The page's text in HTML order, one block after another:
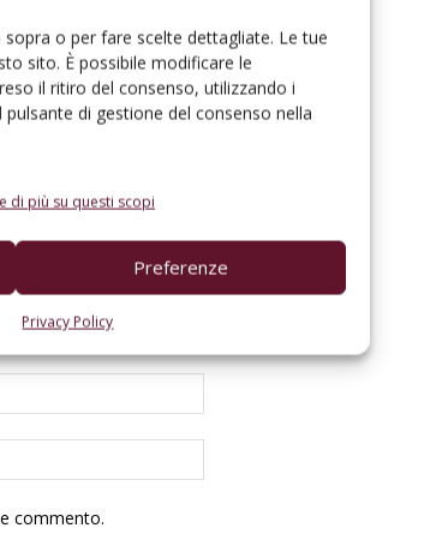
o per fare scelte dettagliate. Le tue
sito. È possibile modificare le
il ritiro del consenso, utilizzando i
di gestione del consenso nella
di più su questi scopi
Preferenze
Privacy Policy
commento.